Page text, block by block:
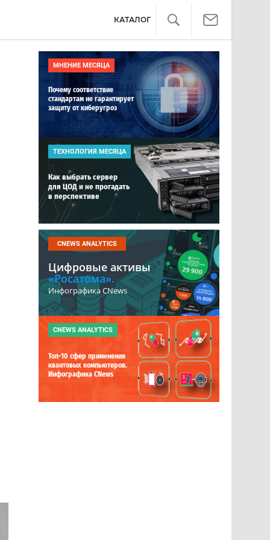
КАТАЛОГ
МНЕНИЕ МЕСЯЦА
Почему соответствие
стандартам не гарантирует
защиту от киберугроз
ТЕХНОЛОГИЯ МЕСЯЦА
Как выбрать сервер
для ЦОД и не прогадать
в перспективе
CNEWS ANALYTICS
Цифровые активы
«Росатома».
Инфографика CNews
CNEWS ANALYTICS
Топ-10 сфер применения
квантовых компьютеров.
Инфографика CNews